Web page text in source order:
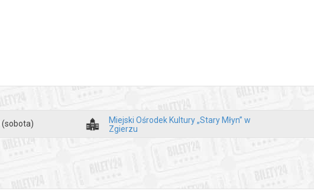
(sobota)
Miejski Ośrodek Kultury „Stary Młyn” w
Zgierzu